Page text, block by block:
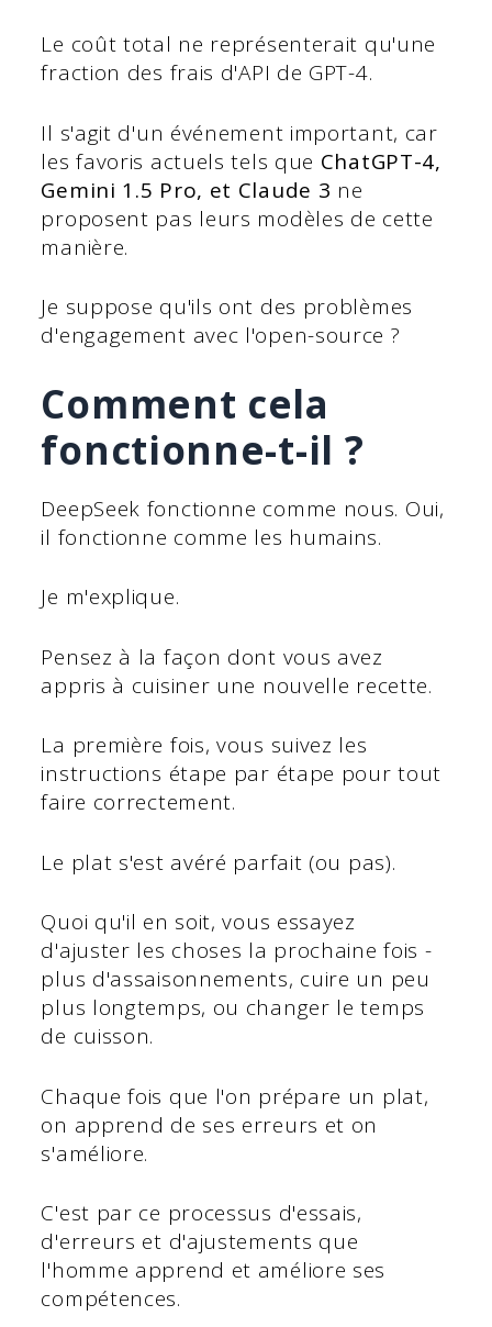
Le coût total ne représenterait qu'une
fraction des frais d'API de GPT-4.
Il s'agit d'un événement important, car
les favoris actuels tels que ChatGPT-4,
Gemini 1.5 Pro, et Claude 3 ne
proposent pas leurs modèles de cette
manière.
Je suppose qu'ils ont des problèmes
d'engagement avec l'open-source ?
Comment cela
fonctionne-t-il ?
DeepSeek fonctionne comme nous. Oui,
il fonctionne comme les humains.
Je m'explique.
Pensez à la façon dont vous avez
appris à cuisiner une nouvelle recette.
La première fois, vous suivez les
instructions étape par étape pour tout
faire correctement.
Le plat s'est avéré parfait (ou pas).
Quoi qu'il en soit, vous essayez
d'ajuster les choses la prochaine fois -
plus d'assaisonnements, cuire un peu
plus longtemps, ou changer le temps
de cuisson.
Chaque fois que l'on prépare un plat,
on apprend de ses erreurs et on
s'améliore.
C'est par ce processus d'essais,
d'erreurs et d'ajustements que
l'homme apprend et améliore ses
compétences.